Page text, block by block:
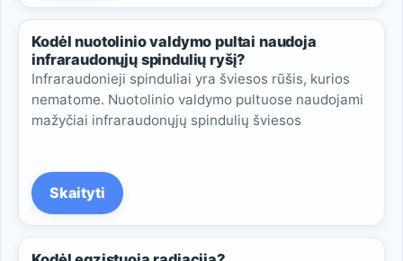
Kodėl nuotolinio valdymo pultai naudoja
infraraudonųjų spindulių ryšį?
Infraraudonieji spinduliai yra šviesos rūšis, kurios
nematome. Nuotolinio valdymo pultuose naudojami
mažyčiai infraraudonųjų spindulių šviesos
Skaityti